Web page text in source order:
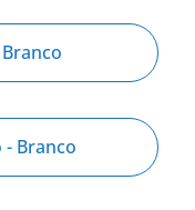
- Branco